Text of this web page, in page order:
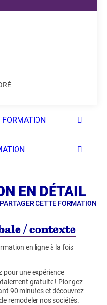
FORMATION
EN DÉTAIL
PARTAGER CETTE FORMATION
/ contexte
en ligne à la fois
pour une expérience
gratuite ! Plongez
90 minutes et découvrez
remodeler nos sociétés.